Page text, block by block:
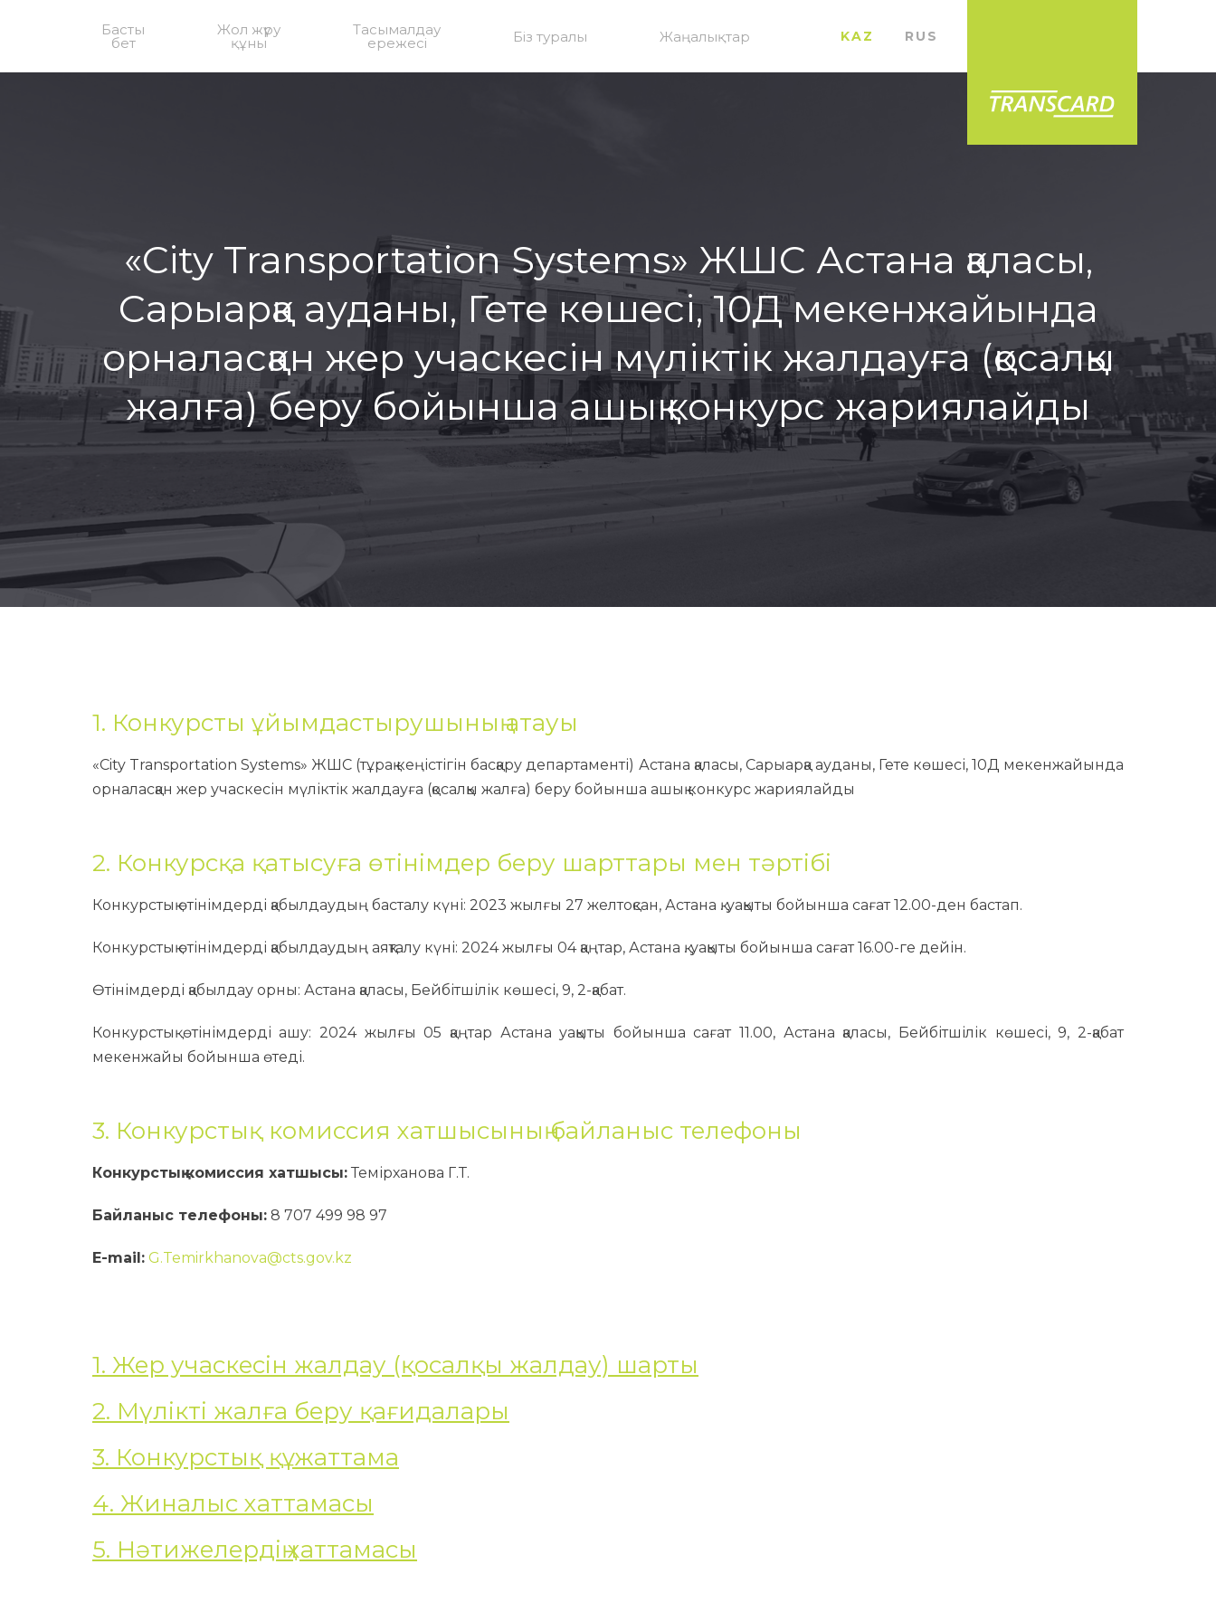
Басты
бет
Жол жүру
құны
Тасымалдау
ережесі Біз туралы Жаңалықтар KAZ RUS
«City Transportation Systems» ЖШС Астана қаласы,
Сарыарқа ауданы, Гете көшесі, 10Д мекенжайында
орналасқан жер учаскесін мүліктік жалдауға (қосалқы
жалға) беру бойынша ашық конкурс жариялайды
1. Конкурсты ұйымдастырушының атауы
«City Transportation Systems» ЖШС (тұрақ кеңістігін басқару департаменті) Астана қаласы, Сарыарқа ауданы, Гете көшесі, 10Д мекенжайында
орналасқан жер учаскесін мүліктік жалдауға (қосалқы жалға) беру бойынша ашық конкурс жариялайды
2. Конкурсқа қатысуға өтінімдер беру шарттары мен тәртібі
Конкурстық өтінімдерді қабылдаудың басталу күні: 2023 жылғы 27 желтоқсан, Астана қ. уақыты бойынша сағат 12.00-ден бастап.
Конкурстық өтінімдерді қабылдаудың аяқталу күні: 2024 жылғы 04 қаңтар, Астана қ. уақыты бойынша сағат 16.00-ге дейін.
Өтінімдерді қабылдау орны: Астана қаласы, Бейбітшілік көшесі, 9, 2-қабат.
Конкурстық өтінімдерді ашу: 2024 жылғы 05 қаңтар Астана уақыты бойынша сағат 11.00, Астана қаласы, Бейбітшілік көшесі, 9, 2-қабат
мекенжайы бойынша өтеді.
3. Конкурстық комиссия хатшысының байланыс телефоны
Конкурстық комиссия хатшысы: Темірханова Г.Т.
Байланыс телефоны: 8 707 499 98 97
E-mail: G.Temirkhanova@cts.gov.kz
1. Жер учаскесін жалдау (қосалқы жалдау) шарты
2. Мүлікті жалға беру қағидалары
3. Конкурстық құжаттама
4. Жиналыс хаттамасы
5. Нәтижелердің хаттамасы